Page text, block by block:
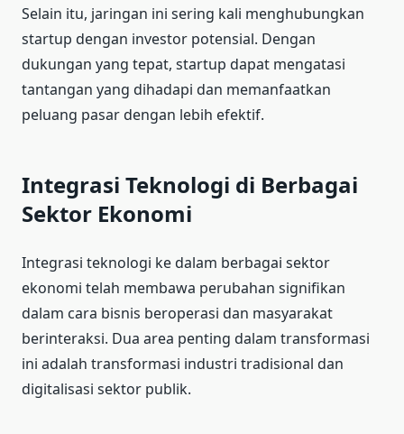
Selain itu, jaringan ini sering kali menghubungkan
startup dengan investor potensial. Dengan
dukungan yang tepat, startup dapat mengatasi
tantangan yang dihadapi dan memanfaatkan
peluang pasar dengan lebih efektif.
Integrasi Teknologi di Berbagai
Sektor Ekonomi
Integrasi teknologi ke dalam berbagai sektor
ekonomi telah membawa perubahan signifikan
dalam cara bisnis beroperasi dan masyarakat
berinteraksi. Dua area penting dalam transformasi
ini adalah transformasi industri tradisional dan
digitalisasi sektor publik.